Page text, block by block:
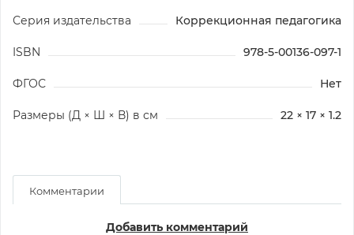
Серия издательства Коррекционная педагогика
ISBN 978-5-00136-097-1
ФГОС Нет
Размеры (Д × Ш × В) в см 22 × 17 × 1.2
Комментарии
Добавить комментарий